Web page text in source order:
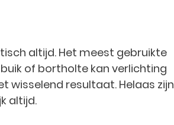
altijd. Het meest gebruikte
of bortholte kan verlichting
wisselend resultaat. Helaas zijn
altijd.